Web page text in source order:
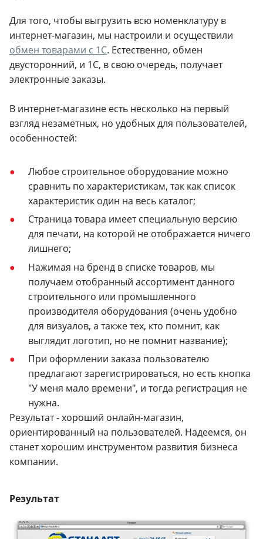
Для того, чтобы выгрузить всю номенклатуру в
интернет-магазин, мы настроили и осуществили
обмен товарами с 1С. Естественно, обмен
двусторонний, и 1С, в свою очередь, получает
электронные заказы.
В интернет-магазине есть несколько на первый
взгляд незаметных, но удобных для пользователей,
особенностей:
Любое строительное оборудование можно
сравнить по характеристикам, так как список
характеристик один на весь каталог;
Страница товара имеет специальную версию
для печати, на которой не отображается ничего
лишнего;
Нажимая на бренд в списке товаров, мы
получаем отобранный ассортимент данного
строительного или промышленного
производителя оборудования (очень удобно
для визуалов, а также тех, кто помнит, как
выглядит логотип, но не помнит название);
При оформлении заказа пользователю
предлагают зарегистрироваться, но есть кнопка
"У меня мало времени", и тогда регистрация не
нужна.
Результат - хороший онлайн-магазин,
ориентированный на пользователей. Надеемся, он
станет хорошим инструментом развития бизнеса
компании.
Результат